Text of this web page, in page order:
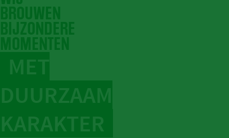
BROUWEN
BIJZONDERE
MOMENTEN
MET
DUURZAAM
KARAKTER